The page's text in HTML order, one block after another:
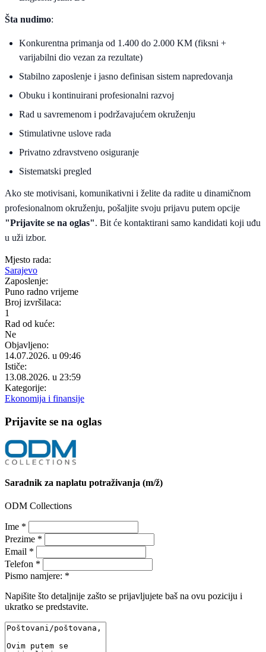
Šta nudimo:
Konkurentna primanja od 1.400 do 2.000 KM (fiksni +
varijabilni dio vezan za rezultate)
Stabilno zaposlenje i jasno definisan sistem napredovanja
Obuku i kontinuirani profesionalni razvoj
Rad u savremenom i podržavajućem okruženju
Stimulativne uslove rada
Privatno zdravstveno osiguranje
Sistematski pregled
Ako ste motivisani, komunikativni i želite da radite u dinamičnom
profesionalnom okruženju, pošaljite svoju prijavu putem opcije
"Prijavite se na oglas". Bit će kontaktirani samo kandidati koji uđu
u uži izbor.
Mjesto rada:
Sarajevo
Zaposlenje:
Puno radno vrijeme
Broj izvršilaca:
1
Rad od kuće:
Ne
Objavljeno:
14.07.2026. u 09:46
Ističe:
13.08.2026. u 23:59
Kategorije:
Ekonomija i finansije
Prijavite se na oglas
Saradnik za naplatu potraživanja (m/ž)
ODM Collections
Ime *
Prezime *
Email *
Telefon *
Pismo namjere: *
Napišite što detaljnije zašto se prijavljujete baš na ovu poziciju i
ukratko se predstavite.